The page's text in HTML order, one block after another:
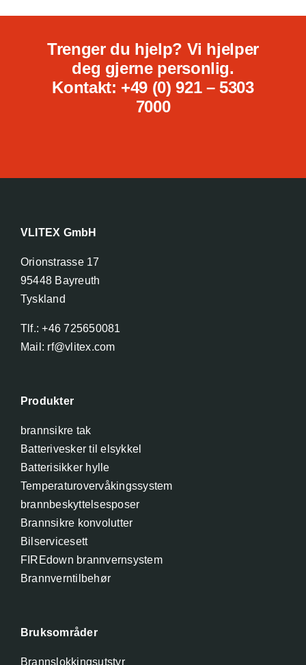
Trenger du hjelp? Vi hjelper
deg gjerne personlig.
Kontakt: +49 (0) 921 – 5303
7000
VLITEX GmbH
Orionstrasse 17
95448 Bayreuth
Tyskland
Tlf.: +46 725650081
Mail: rf@vlitex.com
Produkter
brannsikre tak
Batterivesker til elsykkel
Batterisikker hylle
Temperaturovervåkingssystem
brannbeskyttelsesposer
Brannsikre konvolutter
Bilservicesett
FIREdown brannvernsystem
Brannverntilbehør
Bruksområder
Brannslokkingsutstyr